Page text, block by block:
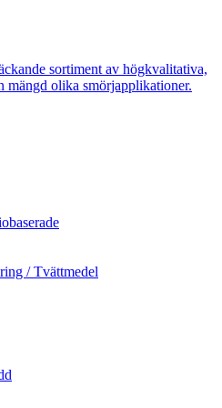
sortiment av högkvalitativa,
mängd olika smörjapplikationer.
/ Tvättmedel